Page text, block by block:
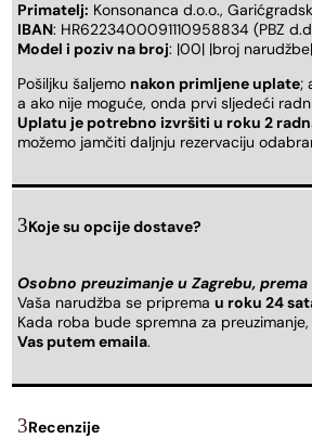
Primatelj: Konsonanca d.o.o.,
IBAN: HR6223400091110958834 (PBZ
Model i poziv na broj: |00| |broj narudžbe|
Pošiljku šaljemo nakon primljene uplate;
a ako nije moguće, onda prvi sljedeći
Uplatu je potrebno izvršiti u roku 2
možemo jamčiti daljnju rezervaciju
Koje su opcije dostave?
Osobno preuzimanje u Zagrebu,
Vaša narudžba se priprema u roku 24
Kada roba bude spremna za preuzimanje,
Vas putem emaila.
Recenzije